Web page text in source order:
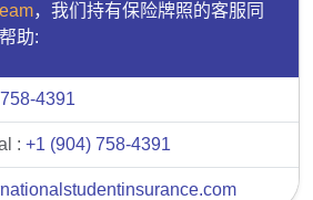
，我们持有保险牌照的客服同
助:
4391
: +1 (904) 758-4391